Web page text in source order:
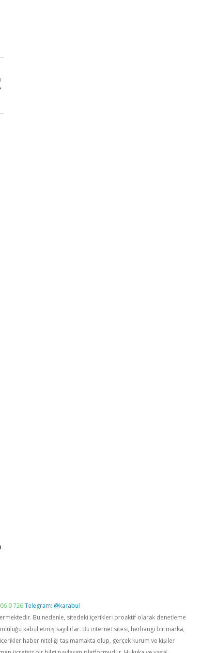
0 726Telegram: @karabul
Bu nedenle, sitedeki içerikleri proaktif olarak denetleme
kabul etmiş sayılırlar. Bu internet sitesi, herhangi bir marka,
haber niteliği taşımamakta olup, gerçek kurum ve kişiler